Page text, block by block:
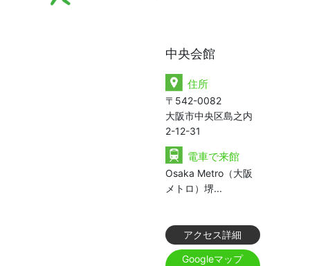
中央会館
住所
〒542-0082
大阪市中央区島之内
2-12-31
電車で来館
Osaka Metro（大阪
メトロ）堺...
アクセス詳細
Googleマップ